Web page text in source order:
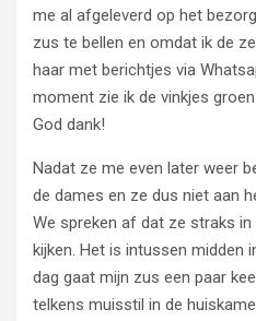
me al afgeleverd op het
zus te bellen en omdat ik de
haar met berichtjes via
moment zie ik de vinkjes
God dank!
Nadat ze me even later weer
de dames en ze dus niet aan
We spreken af dat ze straks
kijken. Het is intussen midden
dag gaat mijn zus een paar
telkens muisstil in de